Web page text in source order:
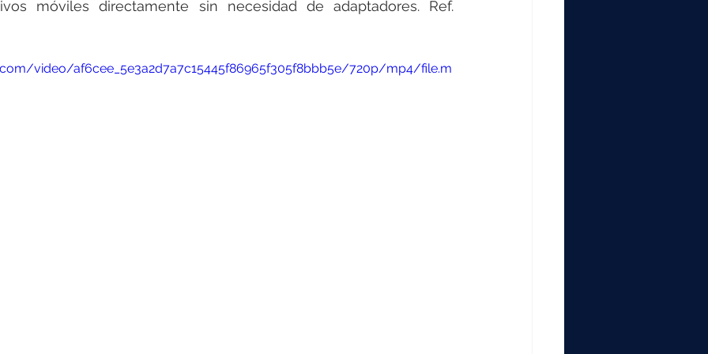
móviles directamente sin necesidad de adaptadores. Ref.
video/af6cee_5e3a2d7a7c15445f86965f305f8bbb5e/720p/mp4/file.m